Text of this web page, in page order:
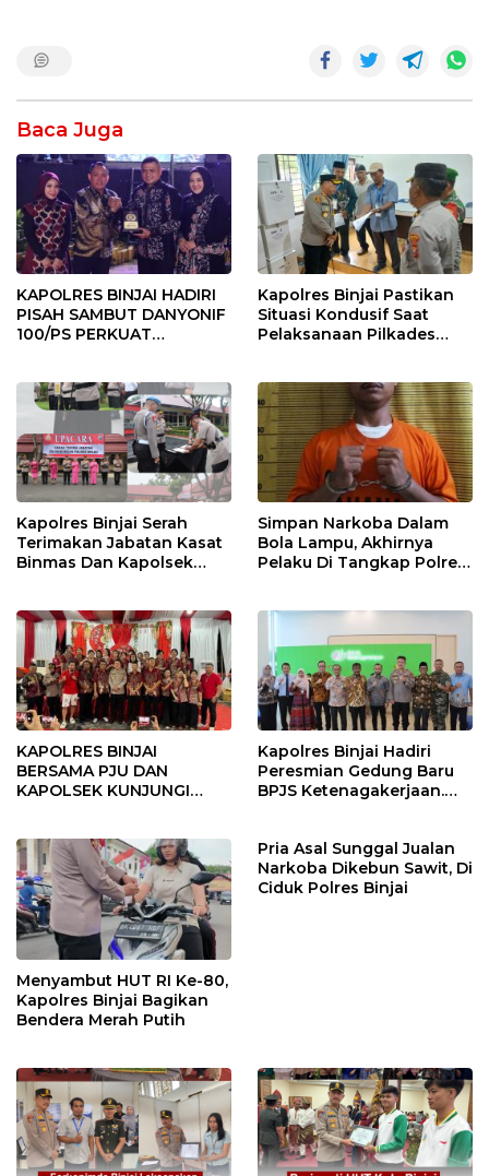
Baca Juga
KAPOLRES BINJAI HADIRI
PISAH SAMBUT DANYONIF
100/PS PERKUAT
Kapolres Binjai Pastikan
Situasi Kondusif Saat
Pelaksanaan Pilkades
Kapolres Binjai Serah
Terimakan Jabatan Kasat
Binmas Dan Kapolsek
Simpan Narkoba Dalam
Bola Lampu, Akhirnya
Pelaku Di Tangkap Polres
KAPOLRES BINJAI
BERSAMA PJU DAN
KAPOLSEK KUNJUNGI
Kapolres Binjai Hadiri
Peresmian Gedung Baru
BPJS Ketenagakerjaan.
Menyambut HUT RI Ke-80,
Kapolres Binjai Bagikan
Bendera Merah Putih
Pria Asal Sunggal Jualan
Narkoba Dikebun Sawit, Di
Ciduk Polres Binjai